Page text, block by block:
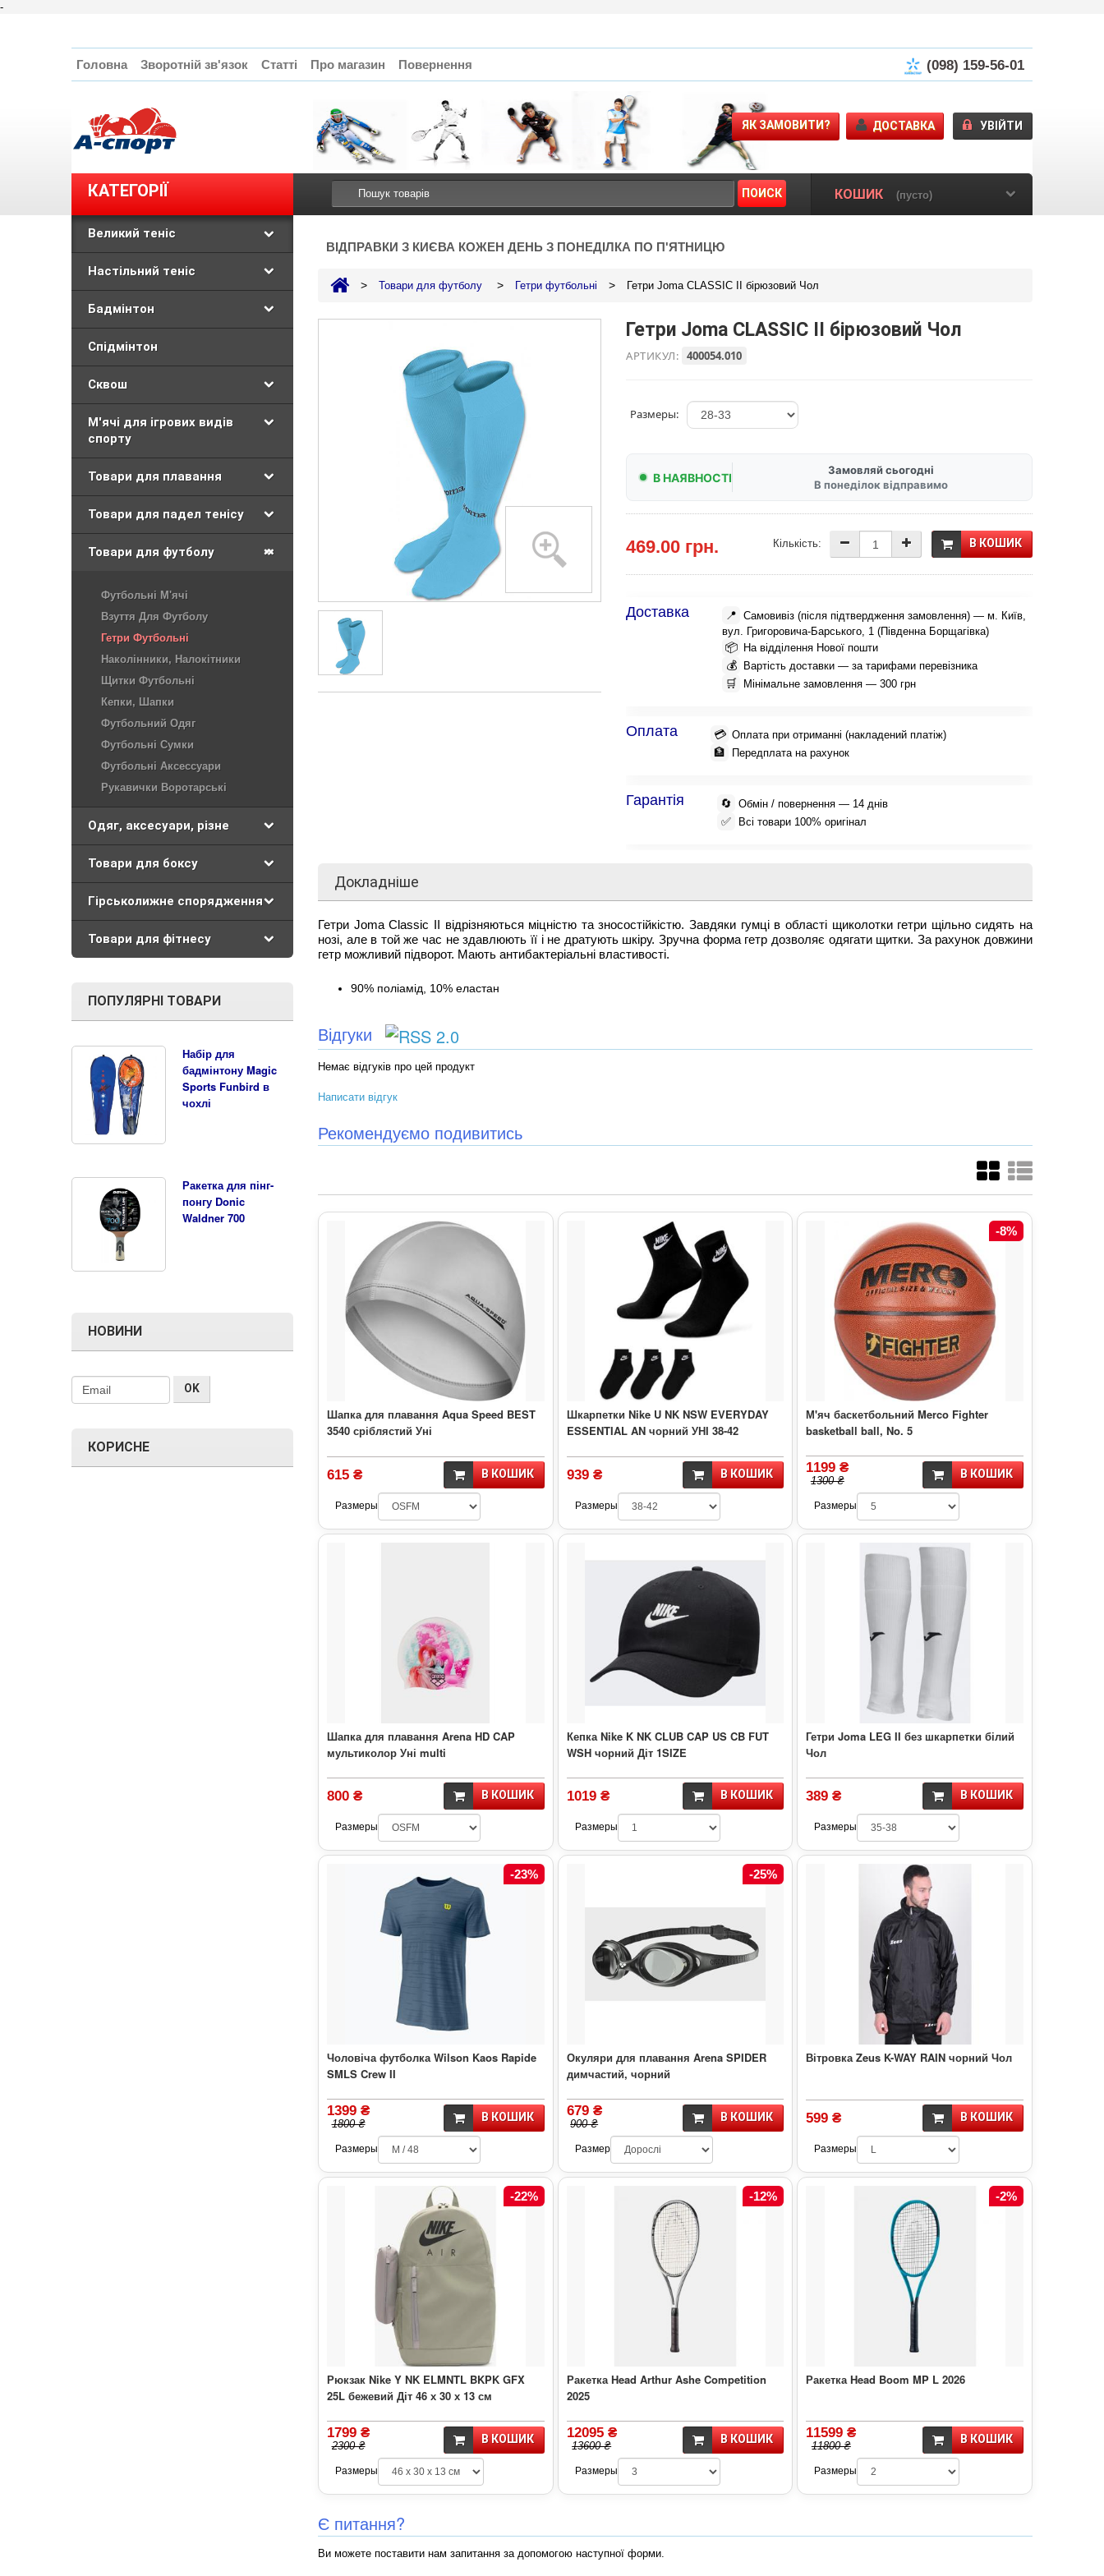
-
(098) 159-56-01
Головна Зворотній зв'язок Статті Про магазин Повернення
ПОИСК
УВІЙТИ
ЯК ЗАМОВИТИ? ДОСТАВКА
КОШИК (пусто)
КАТЕГОРІЇ
Великий теніс
Настільний теніс
Бадмінтон
Спідмінтон
Сквош
М'ячі для ігрових видів
спорту
Товари для плавання
Товари для падел тенісу
Товари для футболу
Футбольні М'ячі
Взуття Для Футболу
Гетри Футбольні
Наколінники, Налокітники
Щитки Футбольні
Кепки, Шапки
Футбольний Одяг
Футбольні Сумки
Футбольні Аксессуари
Рукавички Воротарські
Одяг, аксесуари, різне
Товари для боксу
Гірськолижне спорядження
Товари для фітнесу
ПОПУЛЯРНІ ТОВАРИ
Набір для
бадмінтону Magic
Sports Funbird в
чохлі
Ракетка для пінг-
понгу Donic
Waldner 700
НОВИНИ
КОРИСНЕ
ВІДПРАВКИ З КИЄВА КОЖЕН ДЕНЬ З ПОНЕДІЛКА ПО П'ЯТНИЦЮ
> Товари для футболу > Гетри футбольні > Гетри Joma CLASSIC II бірюзовий Чол
Гетри Joma CLASSIC II бірюзовий Чол
АРТИКУЛ: 400054.010
Размеры:
Замовляй сьогодні
В понеділок відправимо
В НАЯВНОСТІ
469.00 грн. В КОШИК
Кількість:
Доставка 📍 Самовивіз (після підтвердження замовлення) — м. Київ,
вул. Григоровича-Барського, 1 (Південна Борщагівка)
📦 На відділення Нової пошти
💰 Вартість доставки — за тарифами перевізника
🛒 Мінімальне замовлення — 300 грн
Оплата 💳 Оплата при отриманні (накладений платіж)
🏦 Передплата на рахунок
Гарантія 🔄 Обмін / повернення — 14 днів
✅ Всі товари 100% оригінал
Докладніше
Гетри Joma Classic II відрізняються міцністю та зносостійкістю. Завдяки гумці в області щиколотки гетри щільно сидять на
нозі, але в той же час не здавлюють її і не дратують шкіру. Зручна форма гетр дозволяє одягати щитки. За рахунок довжини
гетр можливий підворот. Мають антибактеріальні властивості.
90% поліамід, 10% еластан
Відгуки
Немає відгуків про цей продукт
Написати відгук
Рекомендуємо подивитись
Шапка для плавання Aqua Speed BEST
3540 сріблястий Уні
615 ₴ В КОШИК
Размеры
Шкарпетки Nike U NK NSW EVERYDAY
ESSENTIAL AN чорний УНІ 38-42
939 ₴ В КОШИК
Размеры
-8%
М'яч баскетбольний Merco Fighter
basketball ball, No. 5
1199 ₴
1300 ₴
В КОШИК
Размеры
Шапка для плавання Arena HD CAP
мультиколор Уні multi
800 ₴ В КОШИК
Размеры
Кепка Nike K NK CLUB CAP US CB FUT
WSH чорний Діт 1SIZE
1019 ₴ В КОШИК
Размеры
Гетри Joma LEG II без шкарпетки білий
Чол
389 ₴ В КОШИК
Размеры
-23%
Чоловіча футболка Wilson Kaos Rapide
SMLS Crew II
1399 ₴
1800 ₴
В КОШИК
Размеры
-25%
Окуляри для плавання Arena SPIDER
димчастий, чорний
679 ₴
900 ₴
В КОШИК
Размер
Вітровка Zeus K-WAY RAIN чорний Чол
599 ₴ В КОШИК
Размеры
-22%
Рюкзак Nike Y NK ELMNTL BKPK GFX
25L бежевий Діт 46 х 30 х 13 см
1799 ₴
2300 ₴
В КОШИК
Размеры
-12%
Ракетка Head Arthur Ashe Competition
2025
12095 ₴
13600 ₴
В КОШИК
Размеры
-2%
Ракетка Head Boom MP L 2026
11599 ₴
11800 ₴
В КОШИК
Размеры
Є питання?
Ви можете поставити нам запитання за допомогою наступної форми.